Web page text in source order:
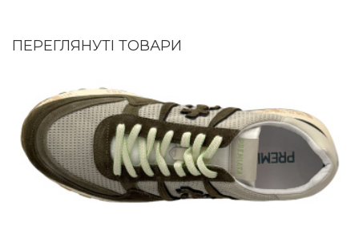
ПЕРЕГЛЯНУТІ ТОВАРИ